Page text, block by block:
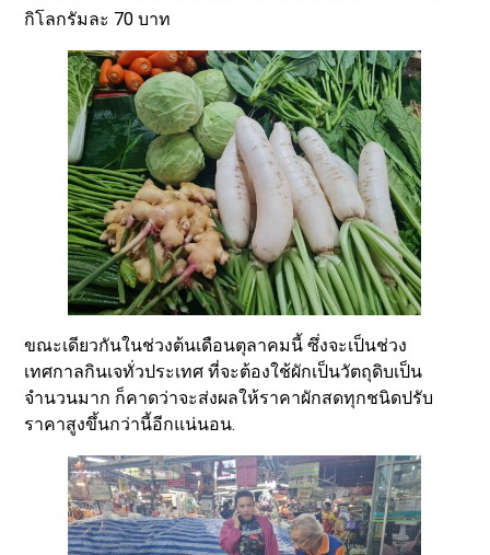
จากภาคเหนือเริ่มมีราคาสูงขึ้นตามมาอีกหลายชนิด อาทิ
บาท, ผักกาดขาว จากกิโลกรัมละ 40 บาท ขึ้นเป็นกิโลกรัม
ละ 50 บาท และผักขึ้นฉ่าย จากกิโลกรัมละ 50 บาท ขึ้นเป็น
กิโลกรัมละ 70 บาท
เทศกาลกินเจทั่วประเทศ ที่จะต้องใช้ผักเป็นวัตถุดิบเป็น
จำนวนมาก ก็คาดว่าจะส่งผลให้ราคาผักสดทุกชนิดปรับ
ราคาสูงขึ้นกว่านี้อีกแน่นอน.